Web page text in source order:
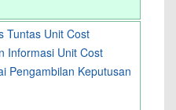
Tuntas Unit Cost
Informasi Unit Cost
Pengambilan Keputusan